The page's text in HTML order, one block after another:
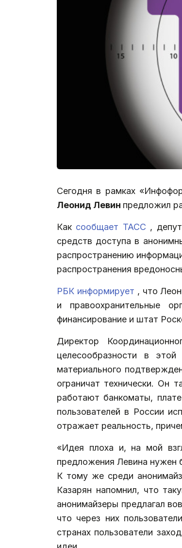
Сегодня в рамках
Леонид Левин предложил
Как сообщает ТАСС ,
средств доступа в
распространению
распространения
РБК информирует , что
и правоохранительные
финансирование и штат
Директор
целесообразности в
материального
ограничат технически. Он
работают банкоматы,
пользователей в России
отражает реальность,
«Идея плоха и, на мой
предложения Левина нужен
К тому же среди
Казарян напомнил, что
анонимайзеры предлагал
что через них
странах пользователи